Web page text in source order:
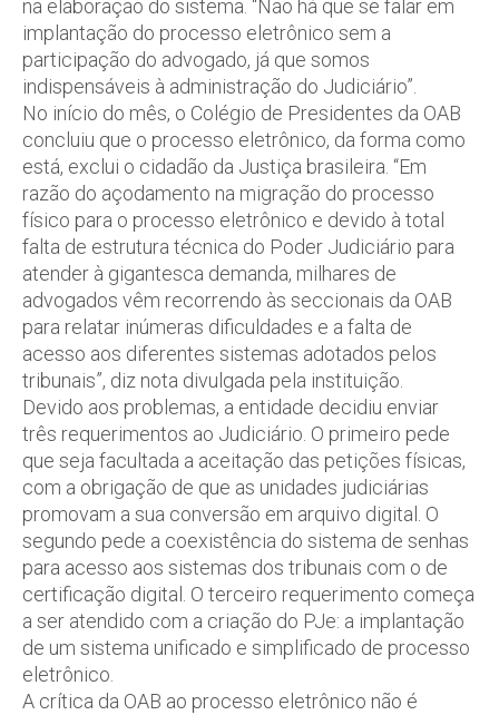
na elaboração do sistema. “Não há que se falar em
implantação do processo eletrônico sem a
participação do advogado, já que somos
indispensáveis à administração do Judiciário”.
No início do mês, o Colégio de Presidentes da OAB
concluiu que o processo eletrônico, da forma como
está, exclui o cidadão da Justiça brasileira. “Em
razão do açodamento na migração do processo
físico para o processo eletrônico e devido à total
falta de estrutura técnica do Poder Judiciário para
atender à gigantesca demanda, milhares de
advogados vêm recorrendo às seccionais da OAB
para relatar inúmeras dificuldades e a falta de
acesso aos diferentes sistemas adotados pelos
tribunais”, diz nota divulgada pela instituição.
Devido aos problemas, a entidade decidiu enviar
três requerimentos ao Judiciário. O primeiro pede
que seja facultada a aceitação das petições físicas,
com a obrigação de que as unidades judiciárias
promovam a sua conversão em arquivo digital. O
segundo pede a coexistência do sistema de senhas
para acesso aos sistemas dos tribunais com o de
certificação digital. O terceiro requerimento começa
a ser atendido com a criação do PJe: a implantação
de um sistema unificado e simplificado de processo
eletrônico.
A crítica da OAB ao processo eletrônico não é